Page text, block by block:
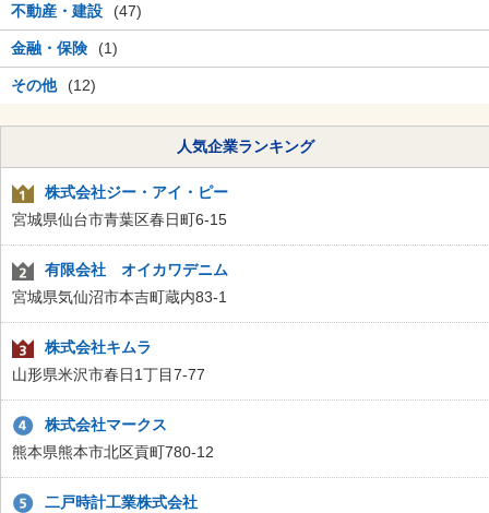
不動産・建設 (47)
金融・保険 (1)
その他 (12)
人気企業ランキング
株式会社ジー・アイ・ピー
宮城県仙台市青葉区春日町6-15
有限会社 オイカワデニム
宮城県気仙沼市本吉町蔵内83-1
株式会社キムラ
山形県米沢市春日1丁目7-77
株式会社マークス
熊本県熊本市北区貢町780-12
二戸時計工業株式会社